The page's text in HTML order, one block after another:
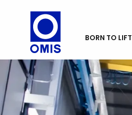
BORN TO LIFT